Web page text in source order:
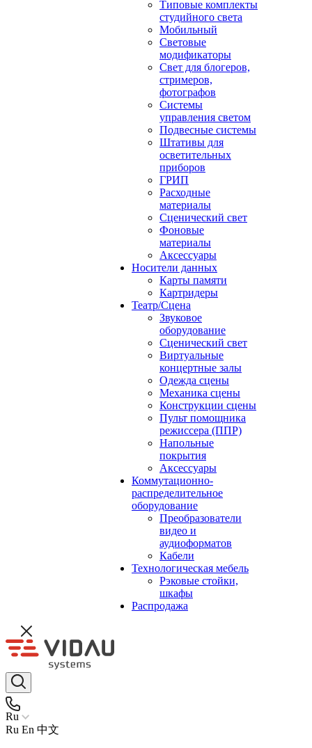
Типовые комплекты
студийного света
Мобильный
Световые
модификаторы
Свет для блогеров,
стримеров,
фотографов
Системы
управления светом
Подвесные системы
Штативы для
осветительных
приборов
ГРИП
Расходные
материалы
Сценический свет
Фоновые
материалы
Аксессуары
Носители данных
Карты памяти
Картридеры
Театр/Сцена
Звуковое
оборудование
Сценический свет
Виртуальные
концертные залы
Одежда сцены
Механика сцены
Конструкции сцены
Пульт помощника
режиссера (ППР)
Напольные
покрытия
Аксессуары
Коммутационно-
распределительное
оборудование
Преобразователи
видео и
аудиоформатов
Кабели
Технологическая мебель
Рэковые стойки,
шкафы
Распродажа
Ru
Ru En 中文